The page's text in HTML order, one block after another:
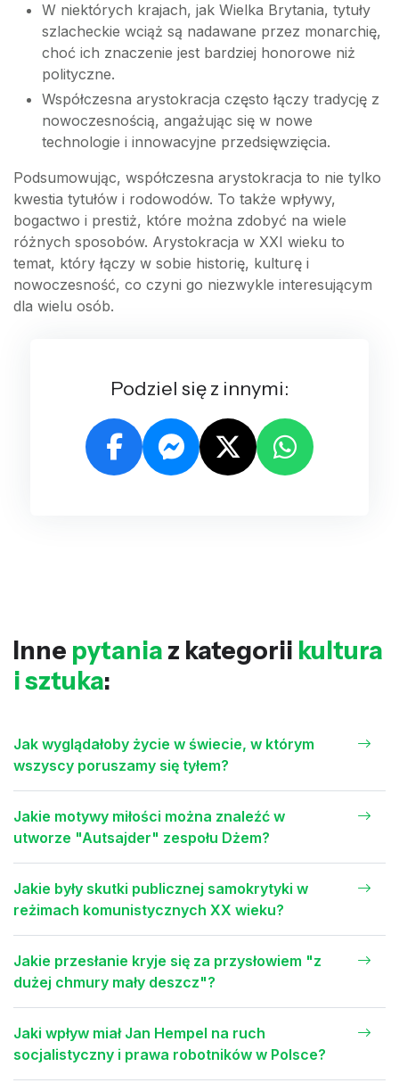
W niektórych krajach, jak Wielka Brytania, tytuły
szlacheckie wciąż są nadawane przez monarchię,
choć ich znaczenie jest bardziej honorowe niż
polityczne.
Współczesna arystokracja często łączy tradycję z
nowoczesnością, angażując się w nowe
technologie i innowacyjne przedsięwzięcia.
Podsumowując, współczesna arystokracja to nie tylko
kwestia tytułów i rodowodów. To także wpływy,
bogactwo i prestiż, które można zdobyć na wiele
różnych sposobów. Arystokracja w XXI wieku to
temat, który łączy w sobie historię, kulturę i
nowoczesność, co czyni go niezwykle interesującym
dla wielu osób.
Podziel się z innymi:
Inne pytania z kategorii kultura
i sztuka:
Jak wyglądałoby życie w świecie, w którym
wszyscy poruszamy się tyłem?
Jakie motywy miłości można znaleźć w
utworze "Autsajder" zespołu Dżem?
Jakie były skutki publicznej samokrytyki w
reżimach komunistycznych XX wieku?
Jakie przesłanie kryje się za przysłowiem "z
dużej chmury mały deszcz"?
Jaki wpływ miał Jan Hempel na ruch
socjalistyczny i prawa robotników w Polsce?